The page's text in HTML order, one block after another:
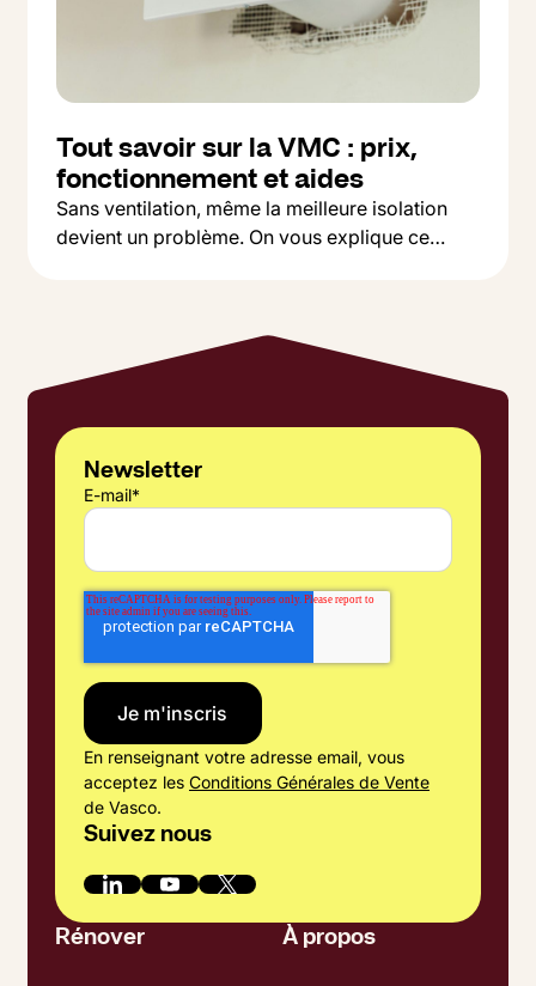
Tout savoir sur la VMC : prix,
fonctionnement et aides
Sans ventilation, même la meilleure isolation
devient un problème. On vous explique ce
Newsletter
E-mail*
En renseignant votre adresse email, vous
acceptez les Conditions Générales de Vente
de Vasco.
Suivez nous
Rénover À propos